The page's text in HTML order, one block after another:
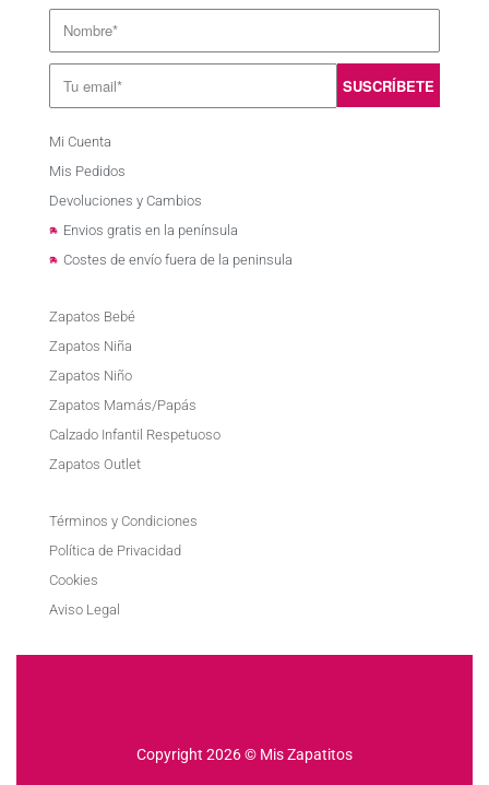
Mi Cuenta
Mis Pedidos
Devoluciones y Cambios
Envios gratis en la península
Costes de envío fuera de la peninsula
Zapatos Bebé
Zapatos Niña
Zapatos Niño
Zapatos Mamás/Papás
Calzado Infantil Respetuoso
Zapatos Outlet
Términos y Condiciones
Política de Privacidad
Cookies
Aviso Legal
Copyright 2026 © Mis Zapatitos